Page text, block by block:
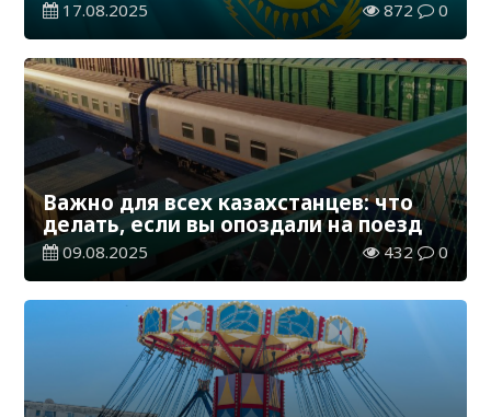
17.08.2025 872 0
Важно для всех казахстанцев: что
делать, если вы опоздали на поезд
09.08.2025 432 0